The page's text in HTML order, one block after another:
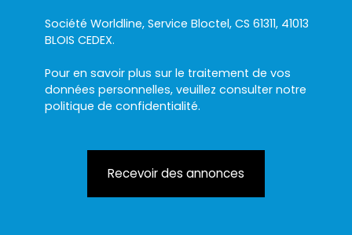
Société Worldline, Service Bloctel, CS 61311, 41013
BLOIS CEDEX.
Pour en savoir plus sur le traitement de vos
données personnelles, veuillez consulter notre
politique de confidentialité.
Recevoir des annonces